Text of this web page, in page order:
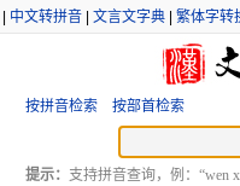
中文转拼音 文言文字典 繁体字转
按拼音检索 按部首检索
提示： 支持拼音查询，例：“wen